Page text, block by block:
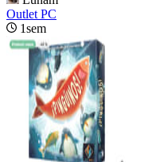
Outlet PC
1sem